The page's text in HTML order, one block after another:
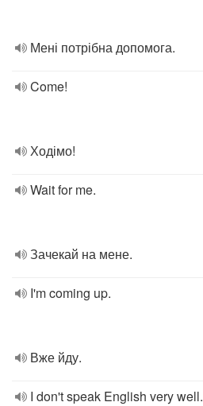
Мені потрібна допомога.
Come!
Ходімо!
Wait for me.
Зачекай на мене.
I'm coming up.
Вже йду.
I don't speak English very well.